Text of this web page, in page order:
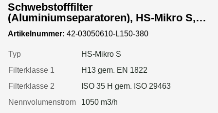
Schwebstofffilter
(Aluminiumseparatoren), HS-Mikro S,
Gr. 305x610x150 mm, EN 1822 Kl. H13,
Rahmen: verzinkter Stahl, Dichtung:
geschäumt
Artikelnummer: 42-03050610-L150-380
Typ
HS-Mikro S
Filterklasse 1
H13 gem. EN 1822
Filterklasse 2
ISO 35 H gem. ISO 29463
Nennvolumenstrom
1050 m3/h